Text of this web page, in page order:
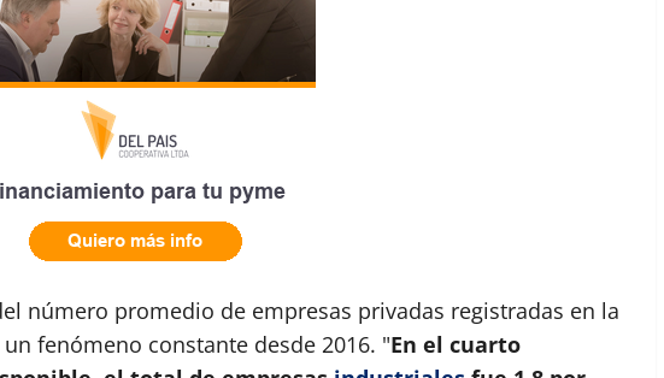
número promedio de empresas privadas registradas en la
fenómeno constante desde 2016. "En el cuarto